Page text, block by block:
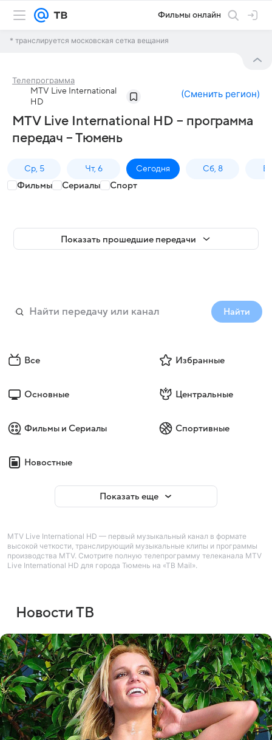
Фильмы онлайн
* транслируется московская сетка вещания
Телепрограмма
MTV Live International
HD
(Сменить регион)
MTV Live International HD – программа
передач – Тюмень
Ср, 5 Чт, 6 Сегодня Сб, 8
Фильмы Сериалы Спорт
Показать прошедшие передачи
Найти
Все Избранные
Основные Центральные
Фильмы и Сериалы Спортивные
Новостные
Показать еще
MTV Live International HD — первый музыкальный канал в формате
высокой четкости, транслирующий музыкальные клипы и программы
производства MTV. Смотрите полную телепрограмму телеканала MTV
Live International HD для города Тюмень на «ТВ Mail».
Новости ТВ